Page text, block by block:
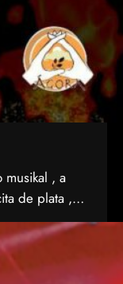
musikal , a
de plata ,
con 2
son
causa de